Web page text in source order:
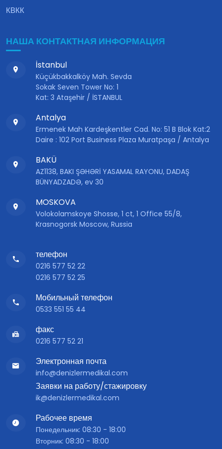
КВКК
НАША КОНТАКТНАЯ ИНФОРМАЦИЯ
İstanbul
Küçükbakkalköy Mah. Sevda
Sokak Seven Tower No: 1
Kat: 3 Ataşehir / İSTANBUL
Antalya
Ermenek Mah Kardeşkentler Cad. No: 51 B Blok Kat:2
Daire : 102 Port Business Plaza Muratpaşa / Antalya
BAKÜ
AZ1138, BAKI ŞƏHƏRİ YASAMAL RAYONU, DADAŞ
BÜNYADZADƏ, ev 30
MOSKOVA
Volokolamskoye Shosse, 1 ct, 1 Office 55/8,
Krasnogorsk Moscow, Russia
телефон
0216 577 52 22
0216 577 52 25
Мобильный телефон
0533 551 55 44
факс
0216 577 52 21
Электронная почта
info@denizlermedikal.com
Заявки на работу/стажировку
ik@denizlermedikal.com
Рабочее время
Понедельник: 08:30 - 18:00
Вторник: 08:30 - 18:00